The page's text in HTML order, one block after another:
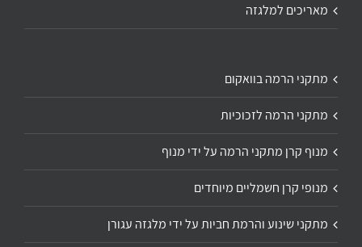
מאריכים למלגזה
מתקני הרמה בוואקום
מתקני הרמה לזכוכיות
מנוף קרן מתקני הרמה על ידי מנוף
מנופי קרן חשמליים מיוחדים
מתקני שינוע והרמת חביות על ידי מלגזה עגורן